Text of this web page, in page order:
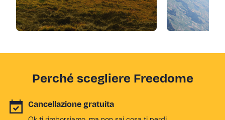
Perché scegliere Freedome
Cancellazione gratuita